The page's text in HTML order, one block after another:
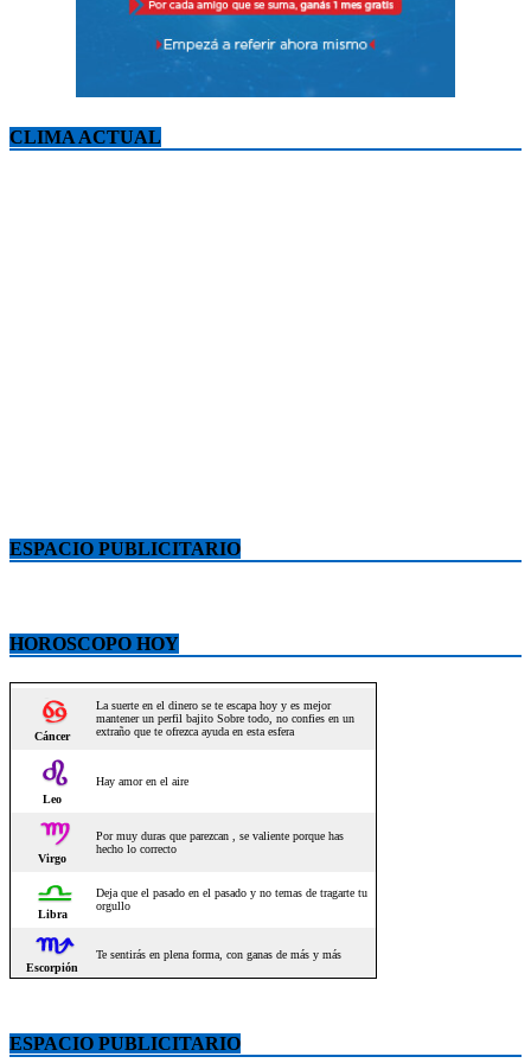
CLIMA ACTUAL
ESPACIO PUBLICITARIO
HOROSCOPO HOY
ESPACIO PUBLICITARIO